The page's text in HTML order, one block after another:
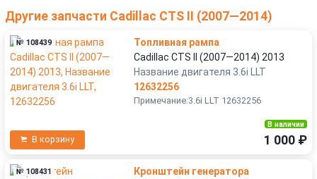
Другие запчасти Cadillac CTS II (2007—2014)
№ 108439
Топливная рампа
Cadillac CTS II (2007—2014) 2013
Название двигателя 3.6i LLT
12632256
Примечание:3.6i LLT 12632256
В корзину
В наличии
1 000 ₽
№ 108431
Кронштейн генератора